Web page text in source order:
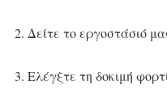
2. Δείτε το εργοστάσιό
3. Ελέγξτε τη δοκιμή